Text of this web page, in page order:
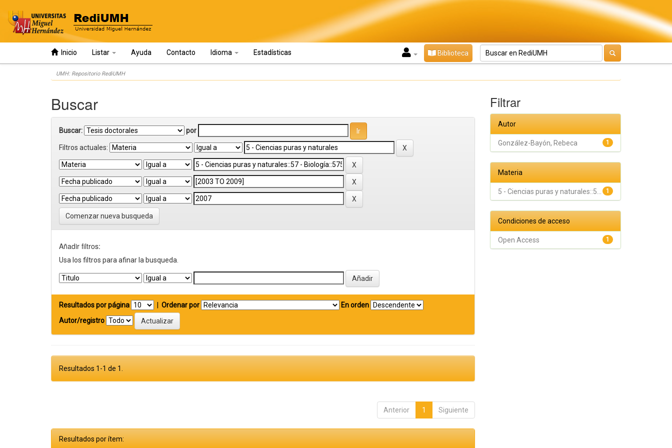
Inicio Listar Ayuda Contacto Idioma Estadísticas Biblioteca
UMH: Repositorio RediUMH
Buscar
Buscar: por
Filtros actuales:
Comenzar nueva busqueda
Añadir filtros:
Usa los filtros para afinar la busqueda.
Resultados por página Ordenar por
En orden
Autor/registro
Resultados 1-1 de 1.
Anterior 1 Siguiente
Resultados por ítem:
Filtrar
Autor
1
González-Bayón, Rebeca
Materia
1
5 - Ciencias puras y naturales::5...
Condiciones de acceso
1
Open Access